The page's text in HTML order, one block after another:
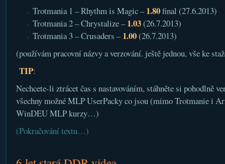
Trotmania 1 – Rhythm is Magic –1.80final (27.6.2013)
Trotmania 2 – Chrystalize –1.03(26.7.2013)
Trotmania 3 – Crusaders –1.00(26.7.2013)
(používám pracovní názvy a verzování. ještě jednou, vše ke
TIP:
Nechcete-li ztrácet čas s nastavováním, stáhněte si pohodlně
všechny možné MLP UserPacky co jsou (mimo Trotmanie i
WinDEU MLP kurzy…)
(Pokračování textu…)